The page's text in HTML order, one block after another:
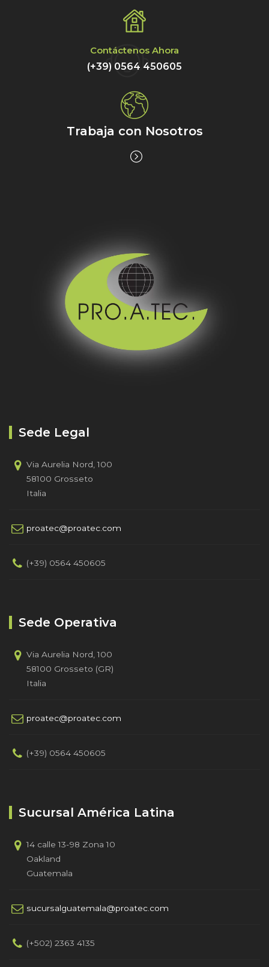
Contáctenos Ahora
(+39) 0564 450605
Trabaja con Nosotros
Sede Legal
Via Aurelia Nord, 100
58100 Grosseto
Italia
proatec@proatec.com
(+39) 0564 450605
Sede Operativa
Via Aurelia Nord, 100
58100 Grosseto (GR)
Italia
proatec@proatec.com
(+39) 0564 450605
Sucursal América Latina
14 calle 13-98 Zona 10
Oakland
Guatemala
sucursalguatemala@proatec.com
(+502) 2363 4135